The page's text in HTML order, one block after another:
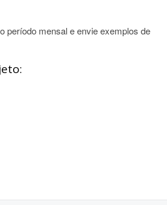
período mensal e envie exemplos de